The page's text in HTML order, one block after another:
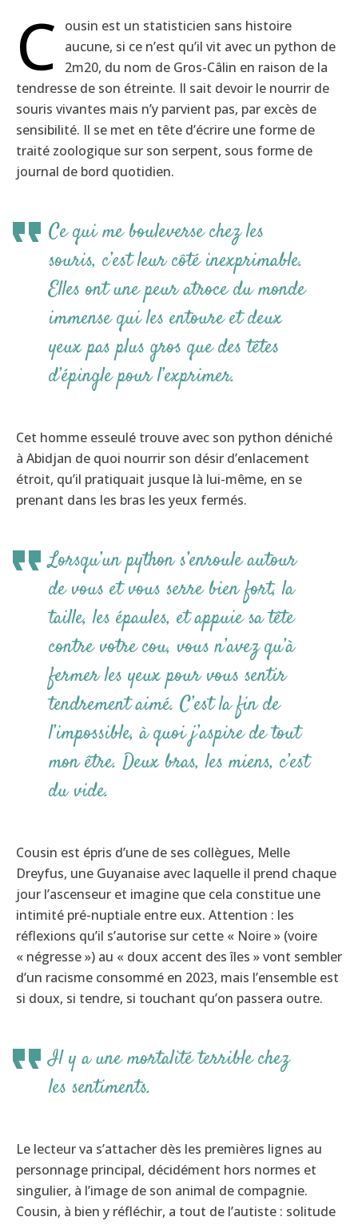
C
ousin est un statisticien sans histoire
aucune, si ce n’est qu’il vit avec un python de
2m20, du nom de Gros-Câlin en raison de la
tendresse de son étreinte. Il sait devoir le nourrir de
souris vivantes mais n’y parvient pas, par excès de
sensibilité. Il se met en tête d’écrire une forme de
traité zoologique sur son serpent, sous forme de
journal de bord quotidien.
Ce qui me bouleverse chez les
souris, c’est leur côté inexprimable.
Elles ont une peur atroce du monde
immense qui les entoure et deux
yeux pas plus gros que des têtes
d’épingle pour l’exprimer.
Cet homme esseulé trouve avec son python déniché
à Abidjan de quoi nourrir son désir d’enlacement
étroit, qu’il pratiquait jusque là lui-même, en se
prenant dans les bras les yeux fermés.
Lorsqu’un python s’enroule autour
de vous et vous serre bien fort, la
taille, les épaules, et appuie sa tête
contre votre cou, vous n’avez qu’à
fermer les yeux pour vous sentir
tendrement aimé. C’est la fin de
l’impossible, à quoi j’aspire de tout
mon être. Deux bras, les miens, c’est
du vide.
Cousin est épris d’une de ses collègues, Melle
Dreyfus, une Guyanaise avec laquelle il prend chaque
jour l’ascenseur et imagine que cela constitue une
intimité pré-nuptiale entre eux. Attention : les
réflexions qu’il s’autorise sur cette « Noire » (voire
« négresse ») au « doux accent des îles » vont sembler
d’un racisme consommé en 2023, mais l’ensemble est
si doux, si tendre, si touchant qu’on passera outre.
Il y a une mortalité terrible chez
les sentiments.
Le lecteur va s’attacher dès les premières lignes au
personnage principal, décidément hors normes et
singulier, à l’image de son animal de compagnie.
Cousin, à bien y réfléchir, a tout de l’autiste : solitude